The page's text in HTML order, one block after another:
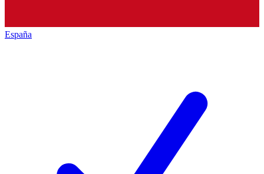
España